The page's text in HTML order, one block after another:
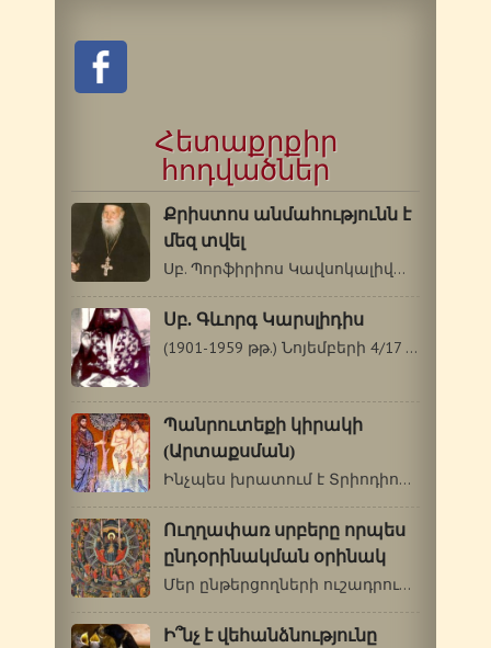
Հետաքրքիր
հոդվածներ
Քրիստոս անմահությունն է
մեզ տվել
Սբ. Պորֆիրիոս Կավսոկալիվացի (1906-1991թթ.)…
Սբ. Գևորգ Կարսլիդիս
(1901-1959 թթ.) Նոյեմբերի 4/17 Սբ. Գևորգը`…
Պանրուտեքի կիրակի
(Արտաքսման)
Ինչպես խրատում է Տրիոդիոնը, մարդուն…
Ուղղափառ սրբերը որպես
ընդօրինակման օրինակ
Մեր ընթերցողների ուշադրությանն ենք…
Ի՞նչ է վեհանձնությունը